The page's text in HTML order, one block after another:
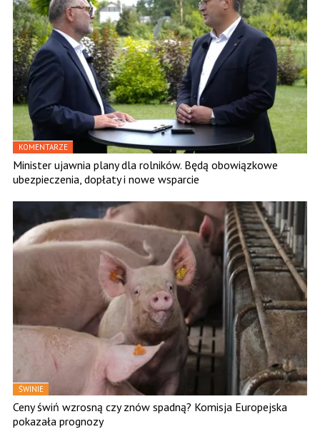
KOMENTARZE
Minister ujawnia plany dla rolników. Będą obowiązkowe
ubezpieczenia, dopłaty i nowe wsparcie
ŚWINIE
Ceny świń wzrosną czy znów spadną? Komisja Europejska
pokazała prognozy